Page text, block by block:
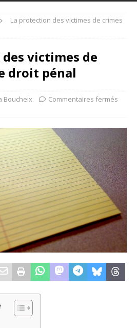
La protection des victimes de crimes
victimes de
droit pénal
Boucheix Commentaires fermés